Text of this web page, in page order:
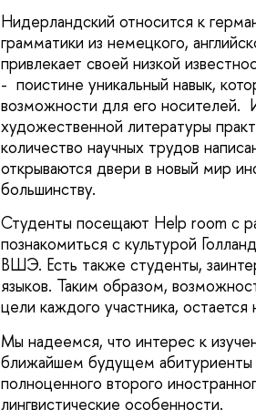
Нидерландский относится к
грамматики из немецкого,
привлекает своей низкой
- поистине уникальный навык,
возможности для его носителей.
художественной литературы
количество научных трудов
открываются двери в новый мир
большинству.
Студенты посещают Help room с
познакомиться с культурой
ВШЭ. Есть также студенты,
языков. Таким образом,
цели каждого участника,
Мы надеемся, что интерес к
ближайшем будущем абитуриенты
полноценного второго
лингвистические особенности.